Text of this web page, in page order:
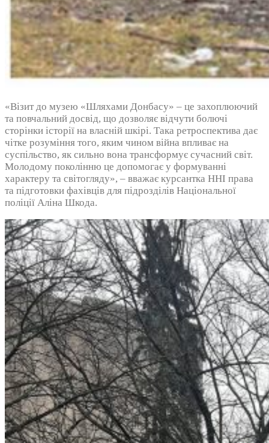
«Візит до музею «Шляхами Донбасу» – це захоплюючий
та повчальний досвід, що дозволяє відчути болючі
сторінки історії на власній шкірі. Така ретроспектива дає
чітке розуміння того, яким чином війна впливає на
суспільство, як сильно вона трансформує сучасний світ.
Молодому поколінню це допомогає у формуванні
характеру та світогляду», – вважає курсантка ННІ права
та підготовки фахівців для підрозділів Національної
поліції Аліна Шкода.